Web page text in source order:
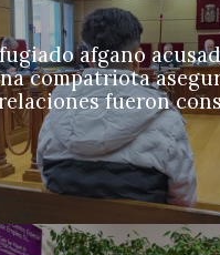
afgano
compatriota
fueron